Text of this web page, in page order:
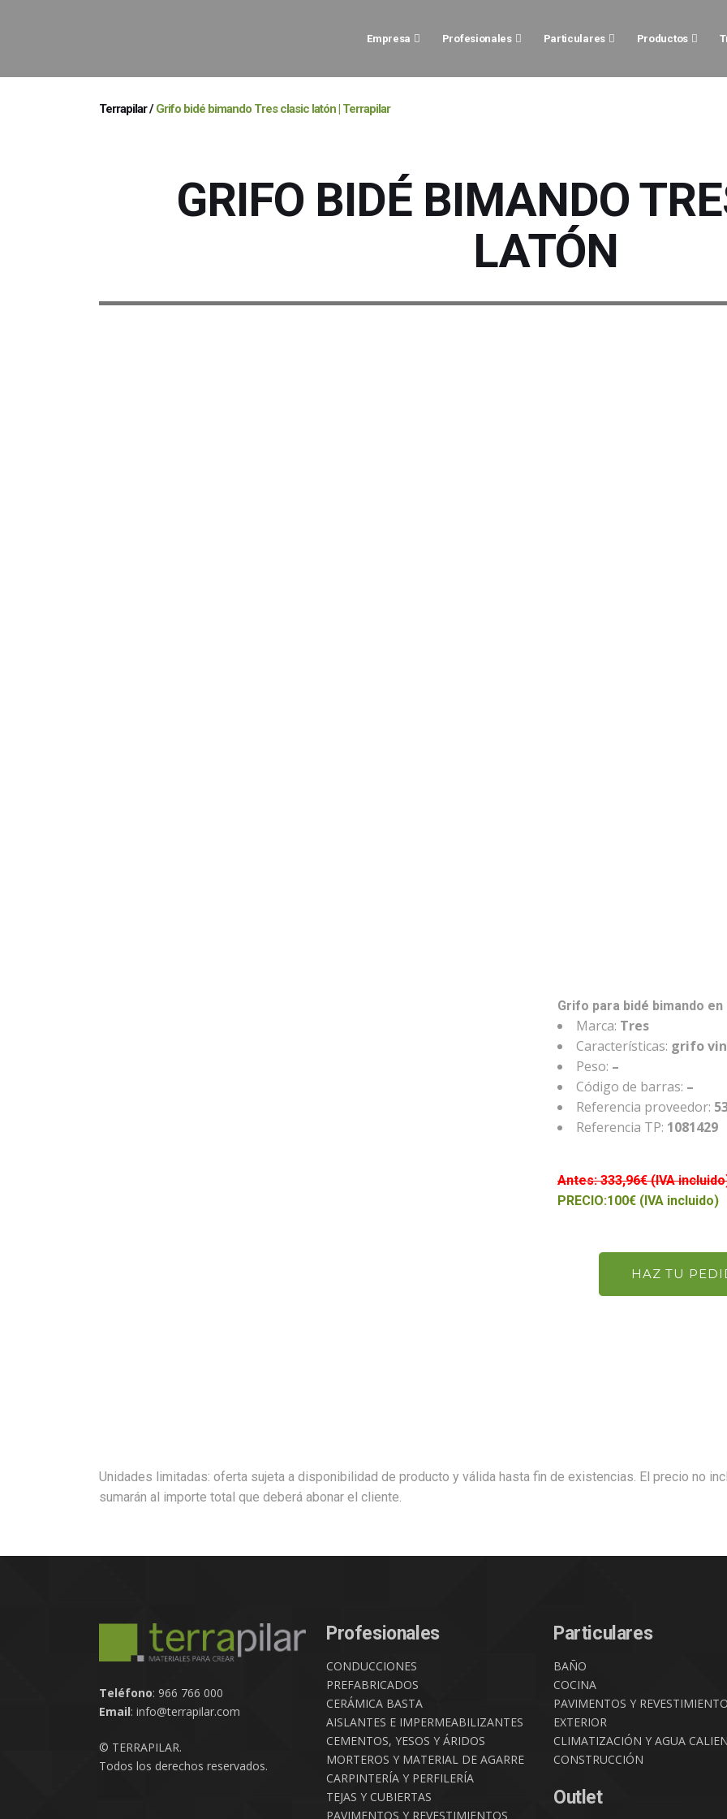
Empresa Profesionales Particulares Productos
Terrapilar/Grifo bidé bimando Tres clasic latón | Terrapilar
GRIFO BIDÉ BIMANDO
LATÓN
Grifo para bidé bimando
Marca: Tres
Características: grifo
Peso: –
Código de barras: –
Referencia proveedor:
Referencia TP: 1081429
Antes: 333,96€ (IVA
PRECIO:100€ (IVA incluido)
HAZ TU
Unidades limitadas: oferta sujeta a disponibilidad de producto y válida hasta fin de existencias. El precio no
sumarán al importe total que deberá abonar el cliente.
Teléfono: 966 766 000
Email: info@terrapilar.com
© TERRAPILAR.
Todos los derechos reservados.
Profesionales
CONDUCCIONES
PREFABRICADOS
CERÁMICA BASTA
AISLANTES E IMPERMEABILIZANTES
CEMENTOS, YESOS Y ÁRIDOS
MORTEROS Y MATERIAL DE AGARRE
CARPINTERÍA Y PERFILERÍA
TEJAS Y CUBIERTAS
PAVIMENTOS Y REVESTIMIENTOS
Particulares
BAÑO
COCINA
PAVIMENTOS Y
EXTERIOR
CLIMATIZACIÓN Y AGUA
CONSTRUCCIÓN
Outlet